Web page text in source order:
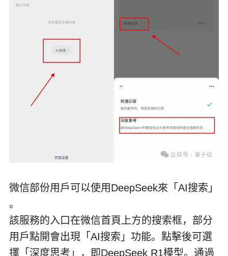
微信部份用戶可以使用DeepSeek來「AI搜索」
。
該服務的入口在微信首頁上方的搜索框，部分
用戶點開會出現「AI搜索」功能。點擊後可選
擇「深度思考」，即DeepSeek R1模型。通過